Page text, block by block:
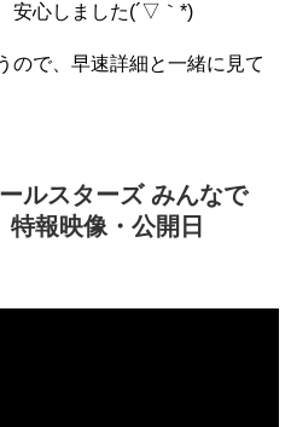
安心しました(´▽｀*)
ので、早速詳細と一緒に見て
ルスターズ みんなで
報映像・公開日